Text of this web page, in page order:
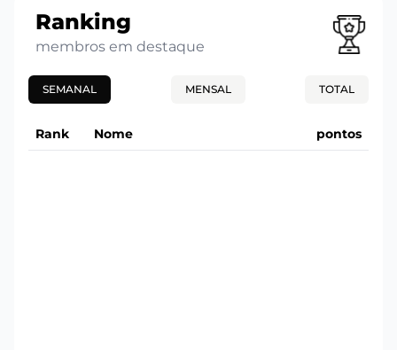
Ranking
membros em destaque
SEMANAL MENSAL TOTAL
Rank Nome pontos